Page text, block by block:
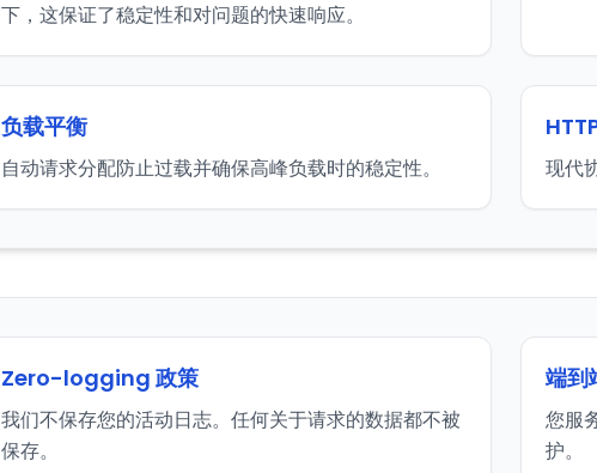
下，这保证了稳定性和对问题的快速响应。
负载平衡
自动请求分配防止过载并确保高峰负载时的稳定性。 现代
Zero-logging 政策
我们不保存您的活动日志。任何关于请求的数据都不被
保存。
端到
您服
护。